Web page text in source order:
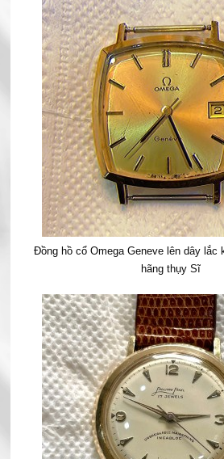
Đồng hồ cổ Omega Geneve lên dây lắc
hãng thụy Sĩ